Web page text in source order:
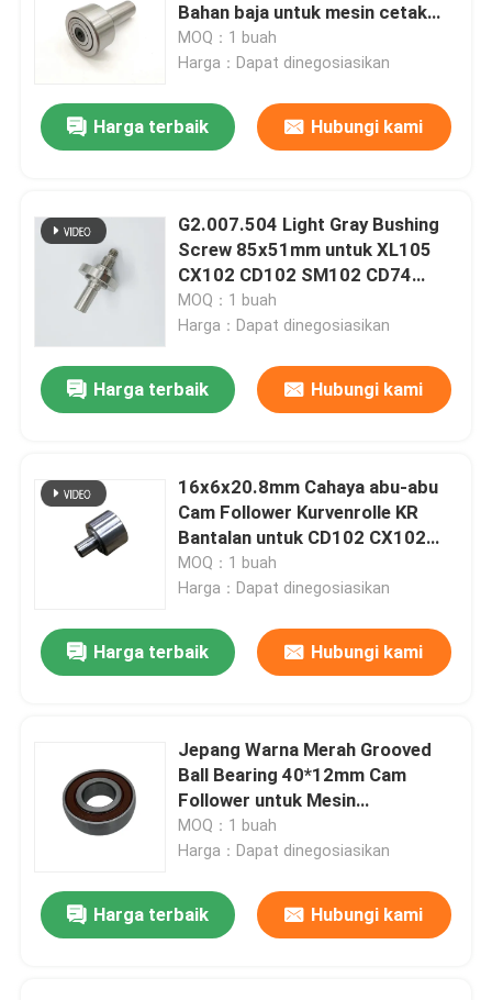
Bahan baja untuk mesin cetak
CD74 XL75 SM102
MOQ：1 buah
Harga：Dapat dinegosiasikan
Harga terbaik Hubungi kami
G2.007.504 Light Gray Bushing
Screw 85x51mm untuk XL105
CX102 CD102 SM102 CD74
Printing Spare Parts
MOQ：1 buah
Harga：Dapat dinegosiasikan
Harga terbaik Hubungi kami
16x6x20.8mm Cahaya abu-abu
Cam Follower Kurvenrolle KR
Bantalan untuk CD102 CX102
XL105 Mesin Pencetakan
MOQ：1 buah
Harga：Dapat dinegosiasikan
Harga terbaik Hubungi kami
Jepang Warna Merah Grooved
Ball Bearing 40*12mm Cam
Follower untuk Mesin
Pencetakan Offset
MOQ：1 buah
Harga：Dapat dinegosiasikan
Harga terbaik Hubungi kami